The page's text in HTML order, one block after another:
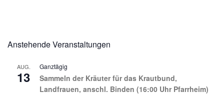
Anstehende Veranstaltungen
AUG.
13
Ganztägig
Sammeln der Kräuter für das Krautbund,
Landfrauen, anschl. Binden (16:00 Uhr Pfarrheim)